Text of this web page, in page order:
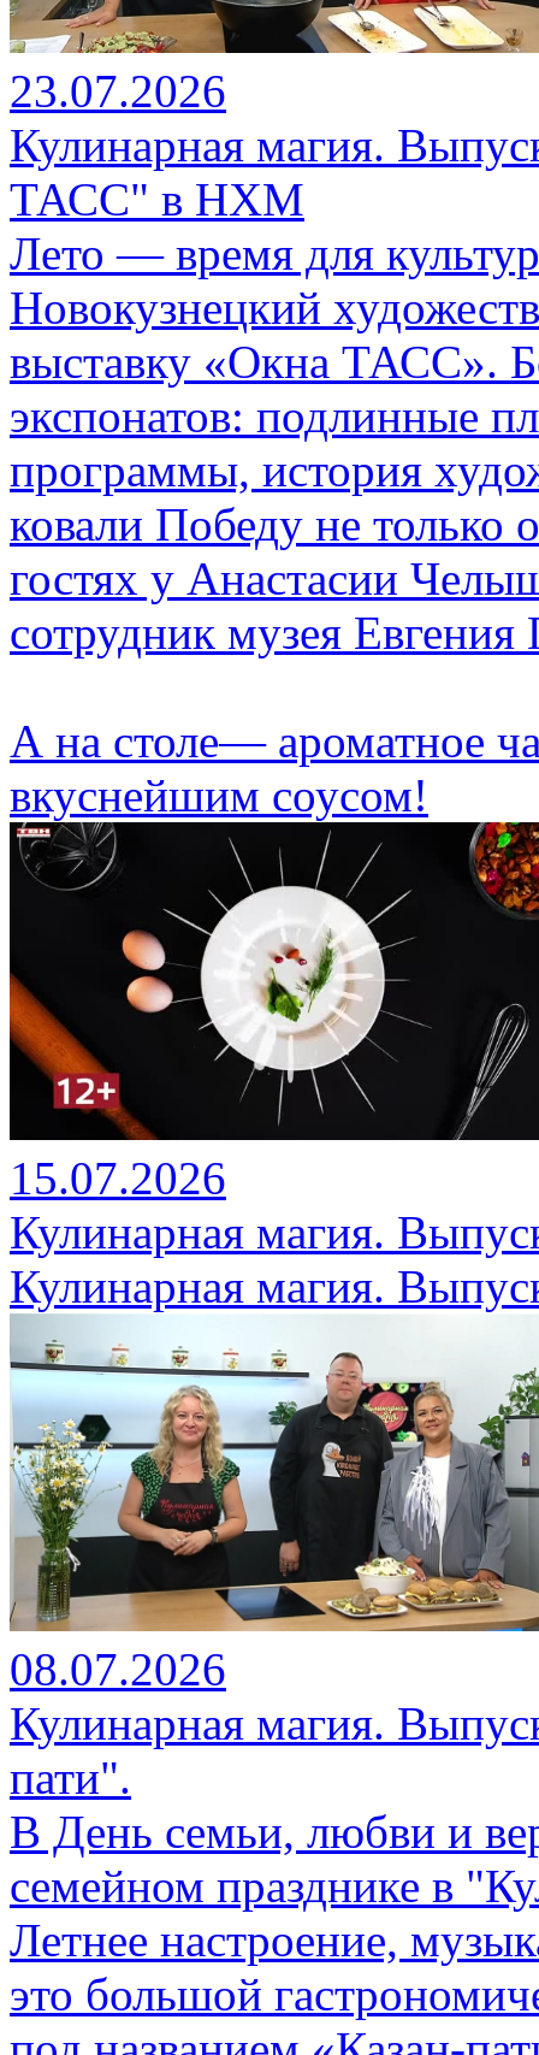
23.07.2026
Кулинарная магия.
ТАСС" в НХМ
Лето — время для
Новокузнецкий
выставку «Окна ТАСС».
экспонатов: подлинные
программы, история
ковали Победу не
гостях у Анастасии
сотрудник музея Евгения
А на столе— ароматное
вкуснейшим соусом!
15.07.2026
Кулинарная магия.
Кулинарная магия.
08.07.2026
Кулинарная магия.
пати".
В День семьи, любви и
семейном празднике в
Летнее настроение,
это большой